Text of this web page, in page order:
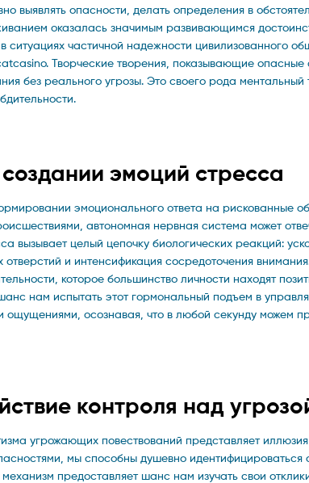
выявлять опасности, делать определения в
оказалась значимым развивающимся
частичной надежности цивилизованного
Творческие творения, показывающие
без реального угрозы. Это своего рода
эмоций стресса
эмоционального ответа на рискованные
автономная нервная система может
вызывает целый цепочку биологических реакций:
и интенсификация сосредоточения
которое большинство личности находят
нам испытать этот гормональный подъем в
ощущениями, осознавая, что в любой секунду можем
контроля над
угрожающих повествований представляет
мы способны душевно идентифицироваться
предоставляет шанс нам изучать свои